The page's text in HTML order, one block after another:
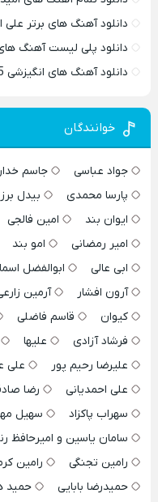
دانلود آهنگ های برتر علی
دانلود پلی لیست آهنگ های
دانلود آهنگ های انگیزشی 2025
خوانندگان
جواد عباسی جاسم
پارسا محمدی
بیدل
ایوان بند
امین فالجی
امیر رمضانی
امو بند
ابی عالی
ابوالفضل
آرون افشار
آرمین
کیوان
قاسم فاضلی
فرشاد آزادی
علیها
علیرضا رحیم پور
علی
علی احمدیانی
رضا
سهراب پاکزاد
سهیل
سامان یاسین و امیرحافظ
رامین تجنگی
رامین
حمیدرضا بابایی
حمید